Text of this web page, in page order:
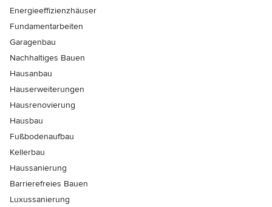
Energieeffizienzhäuser
Fundamentarbeiten
Garagenbau
Nachhaltiges Bauen
Hausanbau
Hauserweiterungen
Hausrenovierung
Hausbau
Fußbodenaufbau
Kellerbau
Haussanierung
Barrierefreies Bauen
Luxussanierung